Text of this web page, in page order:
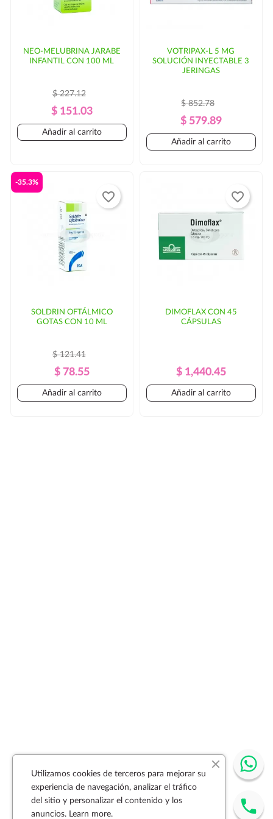
NEO-MELUBRINA JARABE
INFANTIL CON 100 ML
Precio
Regular
$ 227.12
Precio
$ 151.03
Añadir al carrito
VOTRIPAX-L 5 MG
SOLUCIÓN INYECTABLE 3
JERINGAS
Precio
Regular
$ 852.78
Precio
$ 579.89
Añadir al carrito
SOLDRIN OFTÁLMICO
GOTAS CON 10 ML
Precio
Regular
$ 121.41
Precio
$ 78.55
-35.3%
Añadir al carrito
favorite_border
DIMOFLAX CON 45
CÁPSULAS
Precio
Regular
Precio
$ 1,440.45
Añadir al carrito
favorite_border
Utilizamos cookies de terceros para mejorar su
experiencia de navegación, analizar el tráfico
del sitio y personalizar el contenido y los
anuncios. Learn more.